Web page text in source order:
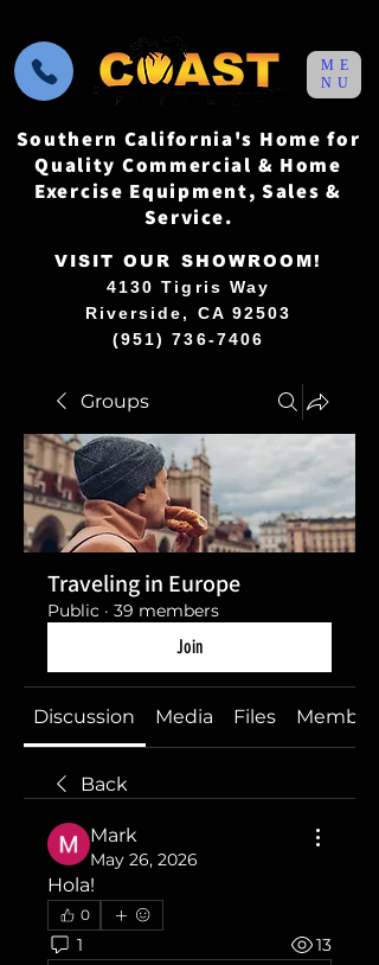
VISIT OUR SHOWROOM!
4130 Tigris Way
Riverside, CA 92503
(951) 736-7406
Southern California's Home for
Quality Commercial & Home
Exercise Equipment, Sales &
Service.
ME
NU
Groups
Traveling in Europe
Public · 39 members
Join
Discussion Media Files Members
Back
Mark
May 26, 2026
Hola!
0
1 13